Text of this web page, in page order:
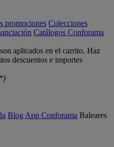
promociones Colecciones
Catálogos Conforama
aplicados en el carrito. Haz
descuentos e importes
Blog App Conforama Baleares